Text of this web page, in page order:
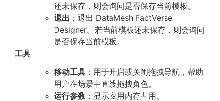
还未保存，则会询问是否保存当前模板。
退出 ：退出 DataMesh FactVerse
Designer。若当前模板还未保存，则会询问
是否保存当前模板。
工具
移动工具 ：用于开启或关闭拖拽导航，帮助
用户在场景中直线拖拽角色。
运行参数 ：显示应用内存占用、